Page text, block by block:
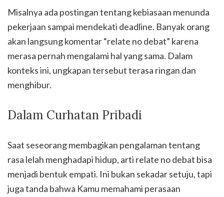
Misalnya ada postingan tentang kebiasaan menunda
pekerjaan sampai mendekati deadline. Banyak orang
akan langsung komentar “relate no debat” karena
merasa pernah mengalami hal yang sama. Dalam
konteks ini, ungkapan tersebut terasa ringan dan
menghibur.
Dalam Curhatan Pribadi
Saat seseorang membagikan pengalaman tentang
rasa lelah menghadapi hidup, arti relate no debat bisa
menjadi bentuk empati. Ini bukan sekadar setuju, tapi
juga tanda bahwa Kamu memahami perasaan